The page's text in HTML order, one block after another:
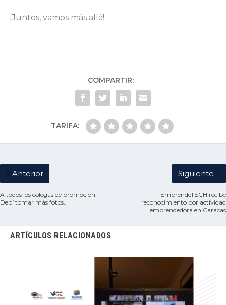
¡Juntos, vamos más allá! ️
COMPARTIR:
TARIFA:
Anterior
A todos los colegas de promoción:
Debí tomar más fotos…
Siguiente
EmprendeTECH recibe
reconocimiento por actividad
emprendedora en Caracas
ARTÍCULOS RELACIONADOS